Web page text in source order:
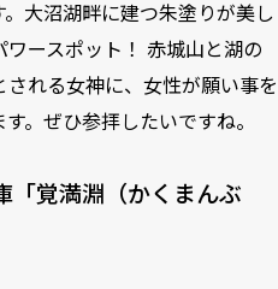
。大沼湖畔に建つ朱塗りが美し
ースポット！ 赤城山と湖の
れる女神に、女性が願い事を
。ぜひ参拝したいですね。
「覚満淵（かくまんぶ